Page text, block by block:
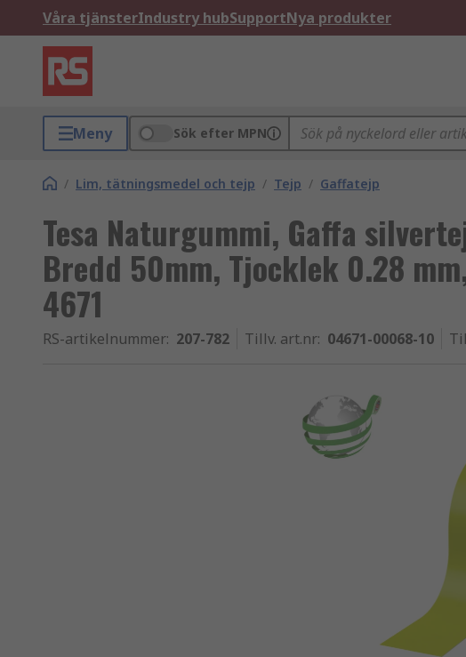
Våra tjänsterIndustry hubSupportNya produkter
Meny Sök efter MPN
/ Lim, tätningsmedel och tejp / Tejp / Gaffatejp
Tesa Naturgummi, Gaffa
Bredd 50mm, Tjocklek 0.28
4671
RS-artikelnummer: 207-782 Tillv. art.nr: 04671-00068-10